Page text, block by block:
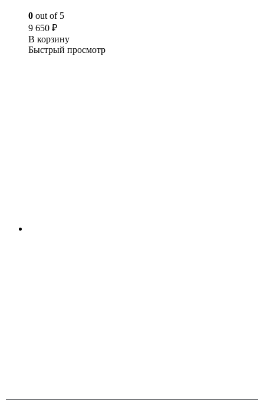
0 out of 5
9 650 ₽
В корзину
Быстрый просмотр